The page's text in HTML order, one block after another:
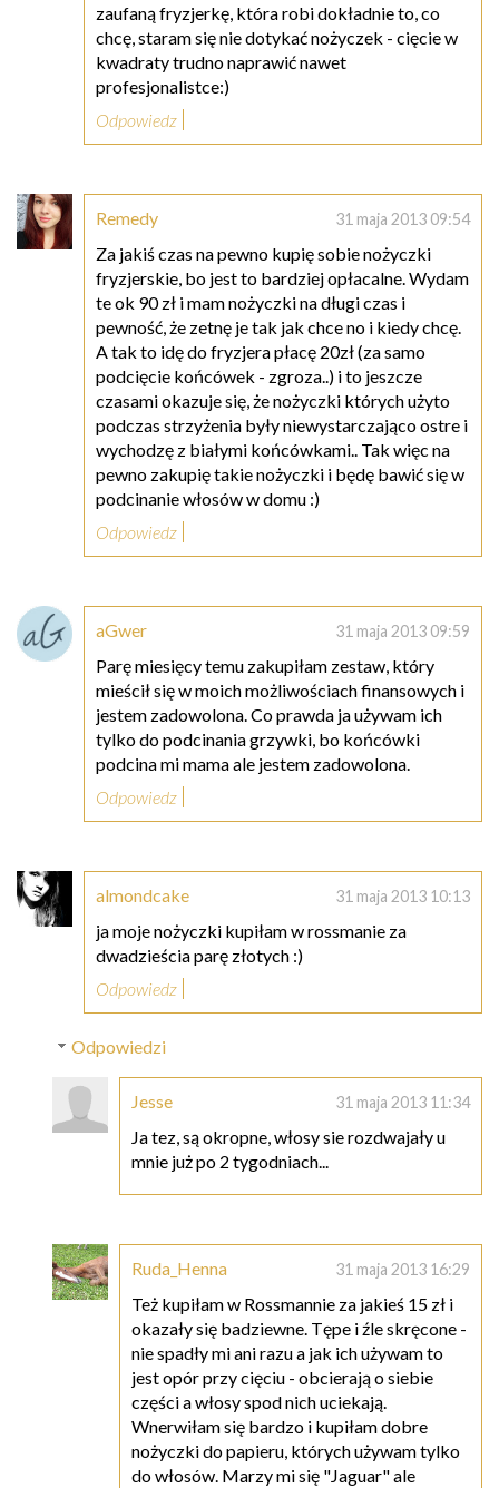
zaufaną fryzjerkę, która robi dokładnie to, co
chcę, staram się nie dotykać nożyczek - cięcie w
kwadraty trudno naprawić nawet
profesjonalistce:)
Odpowiedz
Remedy 31 maja 2013 09:54
Za jakiś czas na pewno kupię sobie nożyczki
fryzjerskie, bo jest to bardziej opłacalne. Wydam
te ok 90 zł i mam nożyczki na długi czas i
pewność, że zetnę je tak jak chce no i kiedy chcę.
A tak to idę do fryzjera płacę 20zł (za samo
podcięcie końcówek - zgroza..) i to jeszcze
czasami okazuje się, że nożyczki których użyto
podczas strzyżenia były niewystarczająco ostre i
wychodzę z białymi końcówkami.. Tak więc na
pewno zakupię takie nożyczki i będę bawić się w
podcinanie włosów w domu :)
Odpowiedz
aGwer 31 maja 2013 09:59
Parę miesięcy temu zakupiłam zestaw, który
mieścił się w moich możliwościach finansowych i
jestem zadowolona. Co prawda ja używam ich
tylko do podcinania grzywki, bo końcówki
podcina mi mama ale jestem zadowolona.
Odpowiedz
almondcake 31 maja 2013 10:13
ja moje nożyczki kupiłam w rossmanie za
dwadzieścia parę złotych :)
Odpowiedz
Odpowiedzi
Jesse 31 maja 2013 11:34
Ja tez, są okropne, włosy sie rozdwajały u
mnie już po 2 tygodniach...
Ruda_Henna 31 maja 2013 16:29
Też kupiłam w Rossmannie za jakieś 15 zł i
okazały się badziewne. Tępe i źle skręcone -
nie spadły mi ani razu a jak ich używam to
jest opór przy cięciu - obcierają o siebie
części a włosy spod nich uciekają.
Wnerwiłam się bardzo i kupiłam dobre
nożyczki do papieru, których używam tylko
do włosów. Marzy mi się "Jaguar" ale